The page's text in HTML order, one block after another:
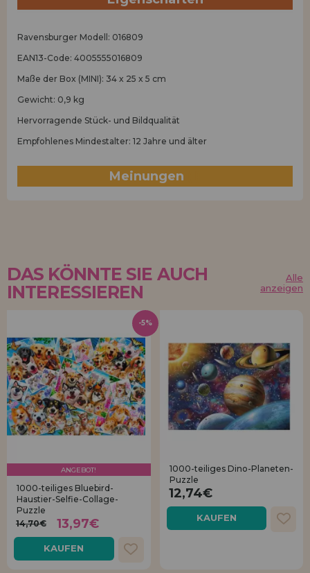
Ravensburger Modell: 016809
EAN13-Code: 4005555016809
Maße der Box (MINI): 34 x 25 x 5 cm
Gewicht: 0,9 kg
Hervorragende Stück- und Bildqualität
Empfohlenes Mindestalter: 12 Jahre und älter
Meinungen
DAS KÖNNTE SIE AUCH
INTERESSIEREN
Alle
anzeigen
ANGEBOT!
1000-teiliges Bluebird-
Haustier-Selfie-Collage-
Puzzle
14,70€
13,97€
KAUFEN
-5%
1000-teiliges Dino-Planeten-
Puzzle
12,74€
KAUFEN